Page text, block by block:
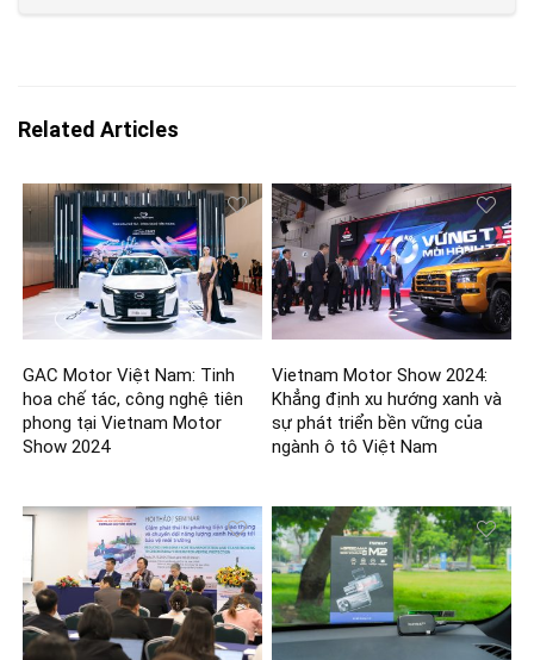
Related Articles
GAC Motor Việt Nam: Tinh
hoa chế tác, công nghệ tiên
phong tại Vietnam Motor
Show 2024
Vietnam Motor Show 2024:
Khẳng định xu hướng xanh và
sự phát triển bền vững của
ngành ô tô Việt Nam